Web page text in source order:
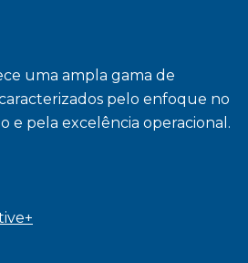
uma ampla gama de
pelo enfoque no
e pela excelência operacional.